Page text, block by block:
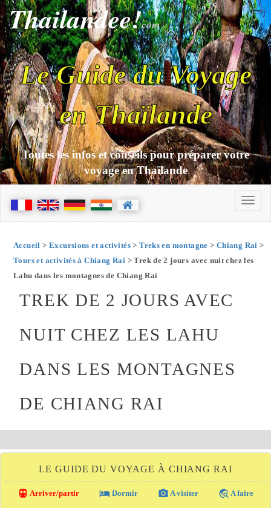
Thailandee!com
Le Guide du Voyage
en Thaïlande
Toutes les infos et conseils pour préparer votre
voyage en Thaïlande
Accueil > Excursions et activités>Treks en montagne > Chiang Rai >
Tours et activités à Chiang Rai > Trek de 2 jours avec nuit chez les
Lahu dans les montagnes de Chiang Rai
TREK DE 2 JOURS AVEC
NUIT CHEZ LES LAHU
DANS LES MONTAGNES
DE CHIANG RAI
LE GUIDE DU VOYAGE À CHIANG RAI
directions_transit Arriver/partir local_hotel Dormir photo_camera A visiter travel_explore A faire